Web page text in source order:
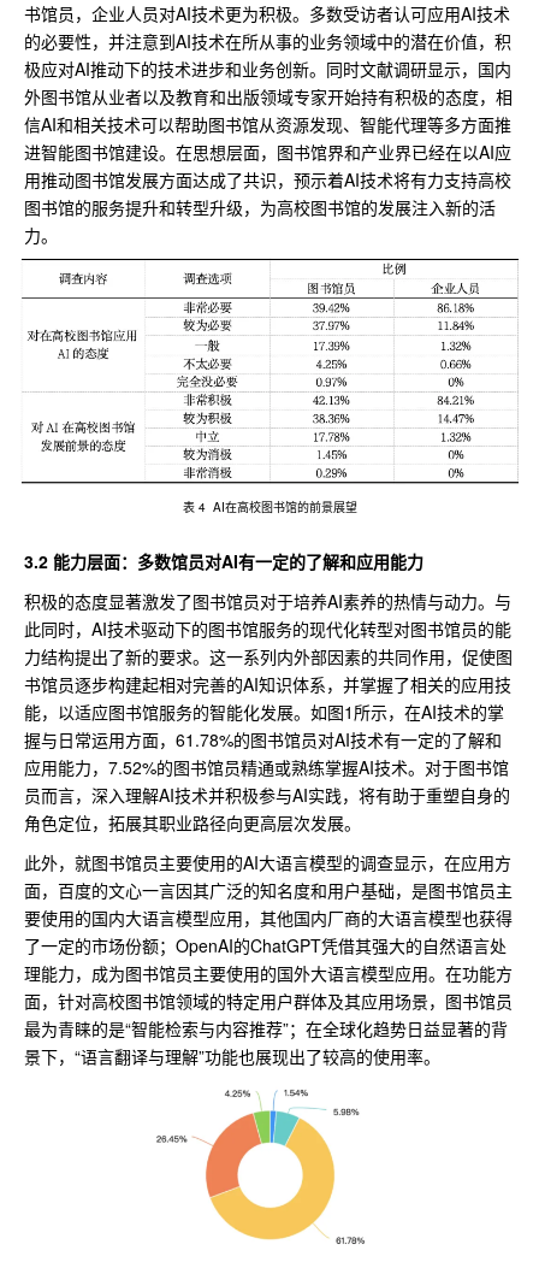
书馆员，企业人员对AI技术更为积极。多数受访者认可应用AI技术
的必要性，并注意到AI技术在所从事的业务领域中的潜在价值，积
极应对AI推动下的技术进步和业务创新。同时文献调研显示，国内
外图书馆从业者以及教育和出版领域专家开始持有积极的态度，相
信AI和相关技术可以帮助图书馆从资源发现、智能代理等多方面推
进智能图书馆建设。在思想层面，图书馆界和产业界已经在以AI应
用推动图书馆发展方面达成了共识，预示着AI技术将有力支持高校
图书馆的服务提升和转型升级，为高校图书馆的发展注入新的活
力。
表 4 AI在高校图书馆的前景展望
3.2 能力层面：多数馆员对AI有一定的了解和应用能力
积极的态度显著激发了图书馆员对于培养AI素养的热情与动力。与
此同时，AI技术驱动下的图书馆服务的现代化转型对图书馆员的能
力结构提出了新的要求。这一系列内外部因素的共同作用，促使图
书馆员逐步构建起相对完善的AI知识体系，并掌握了相关的应用技
能，以适应图书馆服务的智能化发展。如图1所示，在AI技术的掌
握与日常运用方面，61.78%的图书馆员对AI技术有一定的了解和
应用能力，7.52%的图书馆员精通或熟练掌握AI技术。对于图书馆
员而言，深入理解AI技术并积极参与AI实践，将有助于重塑自身的
角色定位，拓展其职业路径向更高层次发展。
此外，就图书馆员主要使用的AI大语言模型的调查显示，在应用方
面，百度的文心一言因其广泛的知名度和用户基础，是图书馆员主
要使用的国内大语言模型应用，其他国内厂商的大语言模型也获得
了一定的市场份额；OpenAI的ChatGPT凭借其强大的自然语言处
理能力，成为图书馆员主要使用的国外大语言模型应用。在功能方
面，针对高校图书馆领域的特定用户群体及其应用场景，图书馆员
最为青睐的是“智能检索与内容推荐”；在全球化趋势日益显著的背
景下，“语言翻译与理解”功能也展现出了较高的使用率。